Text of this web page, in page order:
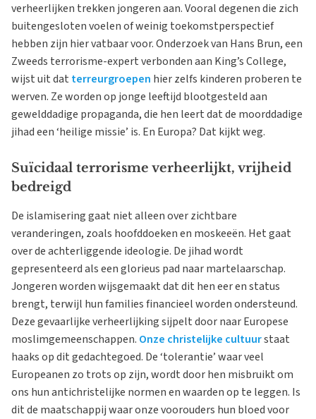
verheerlijken trekken jongeren aan. Vooral degenen die zich
buitengesloten voelen of weinig toekomstperspectief
hebben zijn hier vatbaar voor. Onderzoek van Hans Brun, een
Zweeds terrorisme-expert verbonden aan King’s College,
wijst uit dat terreurgroepen hier zelfs kinderen proberen te
werven. Ze worden op jonge leeftijd blootgesteld aan
gewelddadige propaganda, die hen leert dat de moorddadige
jihad een ‘heilige missie’ is. En Europa? Dat kijkt weg.
Suïcidaal terrorisme verheerlijkt, vrijheid
bedreigd
De islamisering gaat niet alleen over zichtbare
veranderingen, zoals hoofddoeken en moskeeën. Het gaat
over de achterliggende ideologie. De jihad wordt
gepresenteerd als een glorieus pad naar martelaarschap.
Jongeren worden wijsgemaakt dat dit hen eer en status
brengt, terwijl hun families financieel worden ondersteund.
Deze gevaarlijke verheerlijking sijpelt door naar Europese
moslimgemeenschappen. Onze christelijke cultuurstaat
haaks op dit gedachtegoed. De ‘tolerantie’ waar veel
Europeanen zo trots op zijn, wordt door hen misbruikt om
ons hun antichristelijke normen en waarden op te leggen. Is
dit de maatschappij waar onze voorouders hun bloed voor